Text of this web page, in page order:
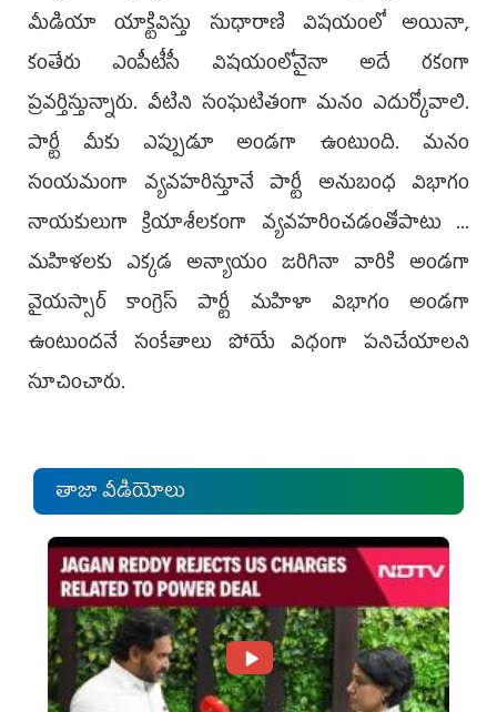
మీడియా యాక్టివిస్తు సుధారాణి విషయంలో అయినా,
కంతేరు ఎంపీటీసీ విషయంలోనైనా అదే రకంగా
ప్రవర్తిస్తున్నారు. వీటిని సంఘటితంగా మనం ఎదుర్కోవాలి.
పార్టీ మీకు ఎప్పుడూ అండగా ఉంటుంది. మనం
సంయమంగా వ్యవహరిస్తూనే పార్టీ అనుబంధ విభాగం
నాయకులుగా క్రియాశీలకంగా వ్యవహరించడంతోపాటు ...
మహిళలకు ఎక్కడ అన్యాయం జరిగినా వారికి అండగా
వైయస్సార్ కాంగ్రెస్ పార్టీ మహిళా విభాగం అండగా
ఉంటుందనే సంకేతాలు పోయే విధంగా పనిచేయాలని
సూచించారు.
తాజా వీడియోలు